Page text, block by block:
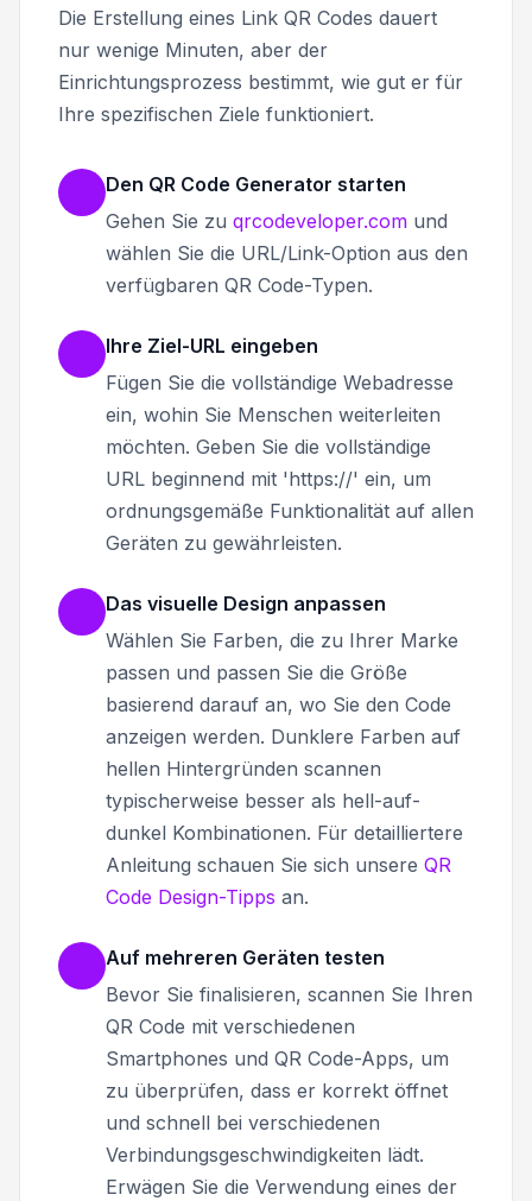
Die Erstellung eines Link QR Codes dauert
nur wenige Minuten, aber der
Einrichtungsprozess bestimmt, wie gut er für
Ihre spezifischen Ziele funktioniert.
Den QR Code Generator starten
Gehen Sie zu qrcodeveloper.com und
wählen Sie die URL/Link-Option aus den
verfügbaren QR Code-Typen.
Ihre Ziel-URL eingeben
Fügen Sie die vollständige Webadresse
ein, wohin Sie Menschen weiterleiten
möchten. Geben Sie die vollständige
URL beginnend mit 'https://' ein, um
ordnungsgemäße Funktionalität auf allen
Geräten zu gewährleisten.
Das visuelle Design anpassen
Wählen Sie Farben, die zu Ihrer Marke
passen und passen Sie die Größe
basierend darauf an, wo Sie den Code
anzeigen werden. Dunklere Farben auf
hellen Hintergründen scannen
typischerweise besser als hell-auf-
dunkel Kombinationen. Für detailliertere
Anleitung schauen Sie sich unsere QR
Code Design-Tipps an.
Auf mehreren Geräten testen
Bevor Sie finalisieren, scannen Sie Ihren
QR Code mit verschiedenen
Smartphones und QR Code-Apps, um
zu überprüfen, dass er korrekt öffnet
und schnell bei verschiedenen
Verbindungsgeschwindigkeiten lädt.
Erwägen Sie die Verwendung eines der